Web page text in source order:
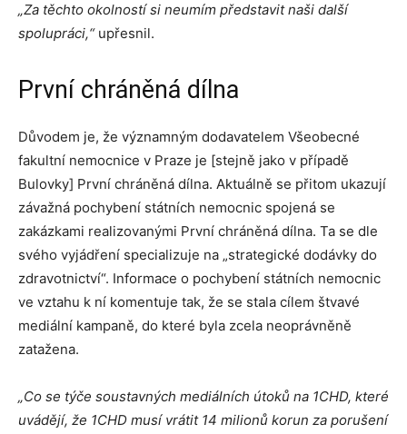
„Za těchto okolností si neumím představit naši další
spolupráci,“upřesnil.
První chráněná dílna
Důvodem je, že významným dodavatelem Všeobecné
fakultní nemocnice v Praze je [stejně jako v případě
Bulovky] První chráněná dílna. Aktuálně se přitom ukazují
závažná pochybení státních nemocnic spojená se
zakázkami realizovanými První chráněná dílna. Ta se dle
svého vyjádření specializuje na „strategické dodávky do
zdravotnictví“. Informace o pochybení státních nemocnic
ve vztahu k ní komentuje tak, že se stala cílem štvavé
mediální kampaně, do které byla zcela neoprávněně
zatažena.
„Co se týče soustavných mediálních útoků na 1CHD, které
uvádějí, že 1CHD musí vrátit 14 milionů korun za porušení